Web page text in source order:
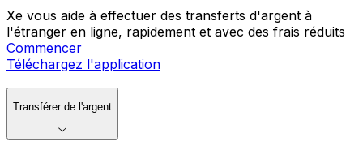
Xe vous aide à effectuer des transferts d'argent à
l'étranger en ligne, rapidement et avec des frais réduits
Commencer
Téléchargez l'application
Transférer de l'argent